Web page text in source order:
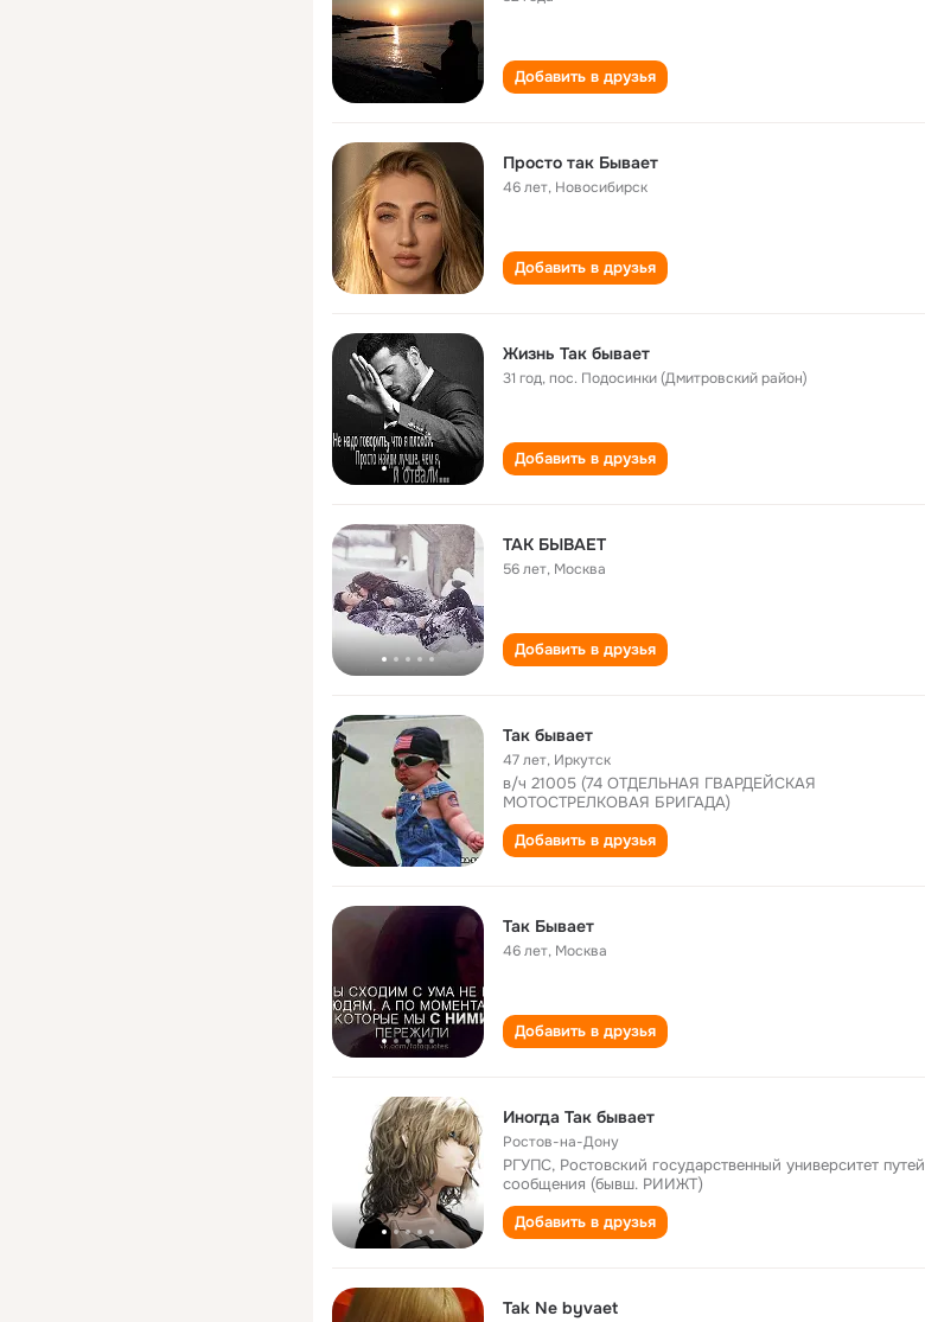
Добавить в друзья
Просто так Бывает
46 лет, Новосибирск
Добавить в друзья
Жизнь Так бывает
31 год,пос. Подосинки (Дмитровский район)
Добавить в друзья
ТАК БЫВАЕТ
56 лет, Москва
Добавить в друзья
Так бывает
47 лет, Иркутск
в/ч 21005 (74 ОТДЕЛЬНАЯ ГВАРДЕЙСКАЯ
МОТОСТРЕЛКОВАЯ БРИГАДА)
Добавить в друзья
Так Бывает
46 лет, Москва
Добавить в друзья
Иногда Так бывает
Ростов-на-Дону
РГУПС, Ростовский государственный университет путей
сообщения (бывш. РИИЖТ)
Добавить в друзья
Tak Ne byvaet